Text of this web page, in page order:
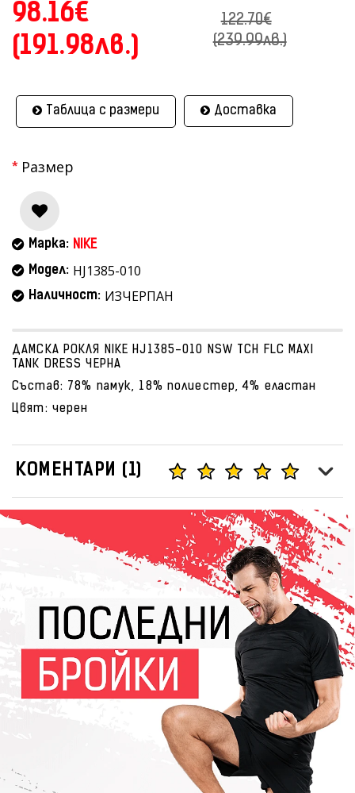
98.16€
(191.98лв.)
122.70€
(239.99лв.)
Таблица с размери Доставка
Размер
Марка: NIKE
Модел: HJ1385-010
Наличност: ИЗЧЕРПАН
ДАМСКА РОКЛЯ NIKE HJ1385-010 NSW TCH FLC MAXI
TANK DRESS ЧЕРНА
Състав: 78% памук, 18% полиестер, 4% еластан
Цвят: черен
КОМЕНТАРИ (1)